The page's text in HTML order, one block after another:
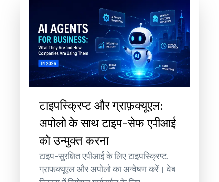
टाइपस्क्रिप्ट और ग्राफ़क्यूएल:
अपोलो के साथ टाइप-सेफ एपीआई
को उन्मुक्त करना
टाइप-सुरक्षित एपीआई के लिए टाइपस्क्रिप्ट,
ग्राफक्यूएल और अपोलो का अन्वेषण करें। वेब